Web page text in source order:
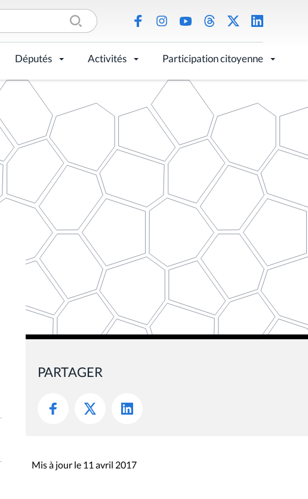
Députés Activités Participation citoyenne
PARTAGER
Mis à jour le 11 avril 2017